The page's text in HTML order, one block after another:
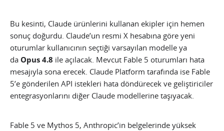
Bu kesinti, Claude ürünlerini kullanan ekipler için hemen
sonuç doğurdu. Claude’un resmi X hesabına göre yeni
oturumlar kullanıcının seçtiği varsayılan modelle ya
da Opus 4.8 ile açılacak. Mevcut Fable 5 oturumları hata
mesajıyla sona erecek. Claude Platform tarafında ise Fable
5’e gönderilen API istekleri hata döndürecek ve geliştiriciler
entegrasyonlarını diğer Claude modellerine taşıyacak.
Fable 5 ve Mythos 5, Anthropic’in belgelerinde yüksek